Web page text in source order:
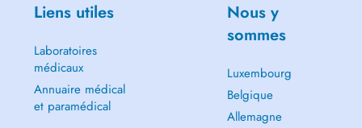
Liens utiles
Laboratoires
médicaux
Annuaire médical
et paramédical
Nous y
sommes
Luxembourg
Belgique
Allemagne